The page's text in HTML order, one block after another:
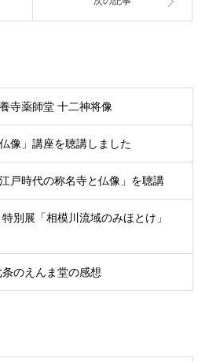
寺薬師堂 十二神将像
像」講座を聴講しました
戸時代の称名寺と仏像」を聴講
別展「相模川流域のみほとけ」
のえんま堂の感想